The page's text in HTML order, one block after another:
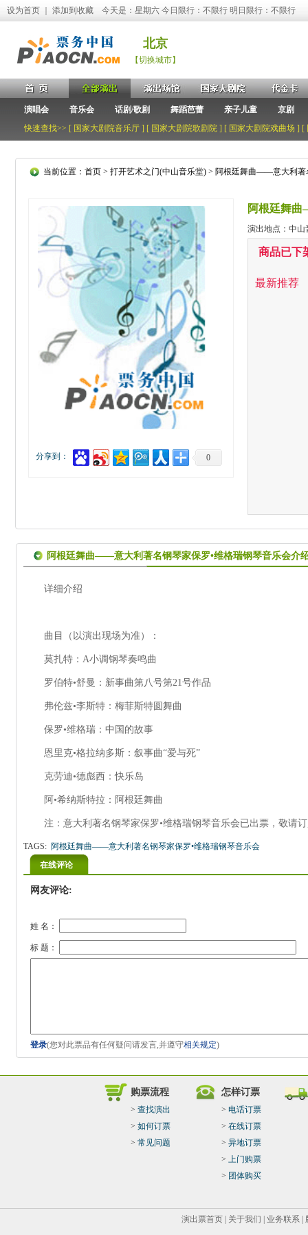
设为首页 添加到收藏 今天是：星期六 今日限行：不限行 明日限行：不限行
北京
【切换城市】
演唱会 音乐会 话剧/歌剧 舞蹈芭蕾 亲子儿童
京剧
快速查找>> [ 国家大剧院音乐厅 ] [ 国家大剧院歌剧院 ] [ 国家大剧院戏曲场 ] [
当前位置： 首页> 打开艺术之门(中山音乐堂)> 阿根廷舞曲——意大利著
分享到： 0
阿根廷舞
演出地点：中山
商品已下
最新推荐
阿根廷舞曲——意大利著名钢琴家保罗•维格瑞钢琴音乐会介
详细介绍
曲目（以演出现场为准）：
莫扎特：A小调钢琴奏鸣曲
罗伯特•舒曼：新事曲第八号第21号作品
弗伦兹•李斯特：梅菲斯特圆舞曲
保罗•维格瑞：中国的故事
恩里克•格拉纳多斯：叙事曲“爱与死”
克劳迪•德彪西：快乐岛
阿•希纳斯特拉：阿根廷舞曲
注：意大利著名钢琴家保罗•维格瑞钢琴音乐会已出票，敬请
TAGS: 阿根廷舞曲——意大利著名钢琴家保罗•维格瑞钢琴音乐会
在线评论
网友评论:
姓 名：
标 题：
登录(您对此票品有任何疑问请发言,并遵守相关规定)
购票流程
> 查找演出
> 如何订票
> 常见问题
怎样订票
> 电话订票
> 在线订票
> 异地订票
> 上门购票
> 团体购买
演出票首页 关于我们 业务联系